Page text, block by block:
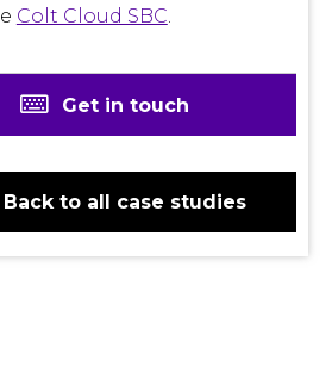
e Colt Cloud SBC.
Get in touch
Back to all case studies